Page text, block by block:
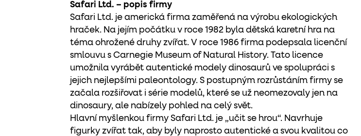
Safari Ltd. – popis firmy
Safari Ltd. je americká firma zaměřená na výrobu ekologických
hraček. Na jejím počátku v roce 1982 byla dětská karetní hra na
téma ohrožené druhy zvířat. V roce 1986 firma podepsala licenční
smlouvu s Carnegie Museum of Natural History. Tato licence
umožnila vyrábět autentické modely dinosaurů ve spolupráci s
jejich nejlepšími paleontology. S postupným rozrůstáním firmy se
začala rozšiřovat i série modelů, které se už neomezovaly jen na
dinosaury, ale nabízely pohled na celý svět.
Hlavní myšlenkou firmy Safari Ltd. je „učit se hrou“. Navrhuje
figurky zvířat tak, aby byly naprosto autentické a svou kvalitou co